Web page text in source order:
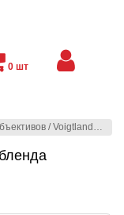
/Voigtlander
0 шт